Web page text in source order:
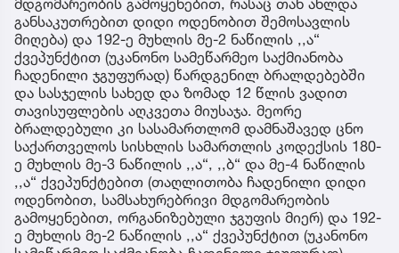
განსაკუთრებით დიდი ოდენობით შემოსავლის
მიღება) და 192-ე მუხლის მე-2 ნაწილის ,,ა“
ქვეპუნქტით (უკანონო სამეწარმეო საქმიანობა
ჩადენილი ჯგუფურად) წარდგენილ ბრალდებებში
და სასჯელის სახედ და ზომად 12 წლის ვადით
თავისუფლების აღკვეთა მიუსაჯა. მეორე
ბრალდებული კი სასამართლომ დამნაშავედ ცნო
საქართველოს სისხლის სამართლის კოდექსის 180-
ე მუხლის მე-3 ნაწილის ,,ა“, ,,ბ“ და მე-4 ნაწილის
,,ა“ ქვეპუნქტებით (თაღლითობა ჩადენილი დიდი
ოდენობით, სამსახურებრივი მდგომარეობის
გამოყენებით, ორგანიზებული ჯგუფის მიერ) და 192-
ე მუხლის მე-2 ნაწილის ,,ა“ ქვეპუნქტით (უკანონო